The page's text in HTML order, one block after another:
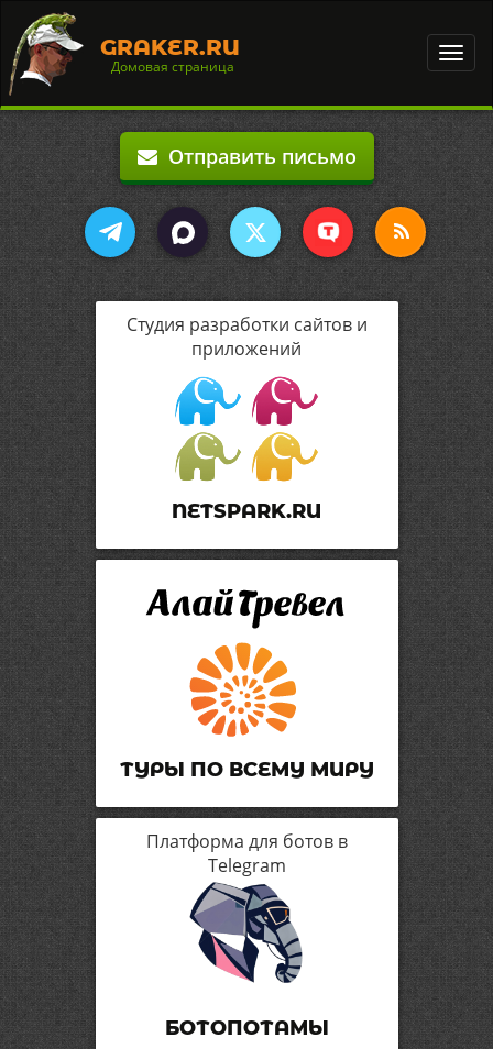
GRAKER.RU
Домовая страница
Отправить письмо
Студия разработки сайтов и
приложений
NETSPARK.RU
ТУРЫ ПО ВСЕМУ МИРУ
Платформа для ботов в
Telegram
БОТОПОТАМЫ